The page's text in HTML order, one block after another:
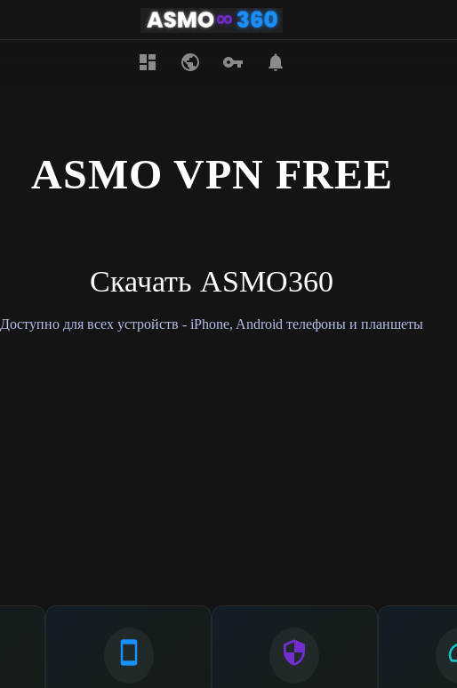
ASMO VPN FREE
Скачать ASMO360
Доступно для всех устройств - iPhone, Android телефоны и планшеты